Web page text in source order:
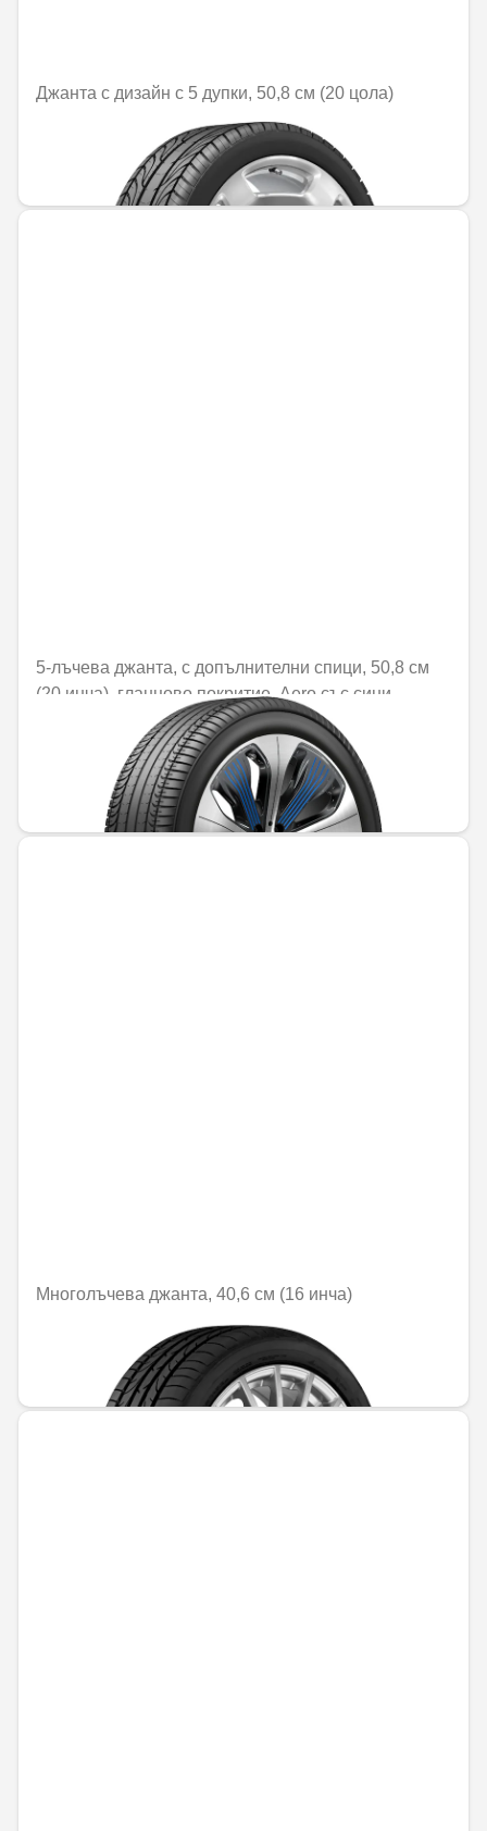
Джанта с дизайн с 5 дупки, 50,8 см (20 цола)
Не е налично онлайн
2305,21 € / 4508,60 лв.
5-лъчева джанта, с допълнителни спици, 50,8 см
(20 инча), гланцово покритие, Aero със сини
Не е налично онлайн
744,20 € / 1455,54 лв.
Многолъчева джанта, 40,6 см (16 инча)
Не е налично онлайн
484,03 € / 946,68 лв.